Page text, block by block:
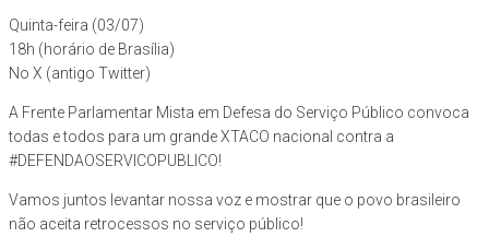
Quinta-feira (03/07)
18h (horário de Brasília)
No X (antigo Twitter)
A Frente Parlamentar Mista em Defesa do Serviço Público convoca
todas e todos para um grande XTACO nacional contra a
#DEFENDAOSERVICOPUBLICO!
Vamos juntos levantar nossa voz e mostrar que o povo brasileiro
não aceita retrocessos no serviço público!